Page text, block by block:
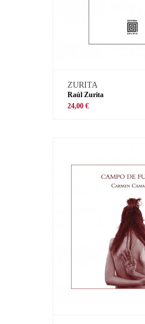
ZURITA
Raúl Zurita
24,00 €